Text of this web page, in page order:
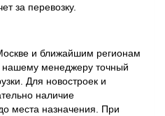
за перевозку.
и ближайшим регионам
нашему менеджеру точный
Для новостроек и
наличие
места назначения. При